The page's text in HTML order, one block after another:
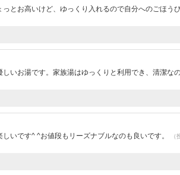
とお高いけど、ゆっくり入れるので自分へのごほう
いお湯です。家族湯はゆっくりと利用でき、清潔な
いです^ ^お値段もリーズナブルなのも良いです。
（